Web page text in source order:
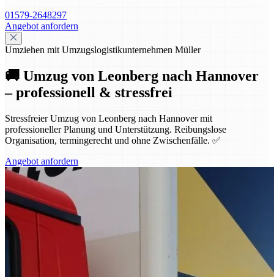
01579-2648297
Angebot anfordern
Umziehen mit Umzugslogistikunternehmen Müller
🚚 Umzug von Leonberg nach Hannover
– professionell & stressfrei
Stressfreier Umzug von Leonberg nach Hannover mit
professioneller Planung und Unterstützung. Reibungslose
Organisation, termingerecht und ohne Zwischenfälle. ✅
Angebot anfordern